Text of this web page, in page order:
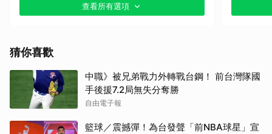
其他（歡迎貼文分享）
查看所有選項
猜你喜歡
中職》被兄弟戰力外轉戰台鋼！ 前台灣隊國
手後援7.2局無失分奪勝
自由電子報
籃球／震撼彈！為台發聲「前NBA球星」宣